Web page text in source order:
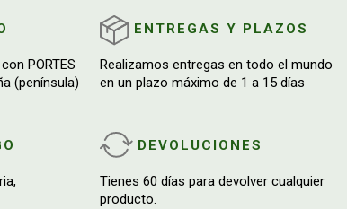
PORTES
(península)
ENTREGAS Y PLAZOS
Realizamos entregas en todo el mundo
en un plazo máximo de 1 a 15 días
DEVOLUCIONES
Tienes 60 días para devolver cualquier
producto.